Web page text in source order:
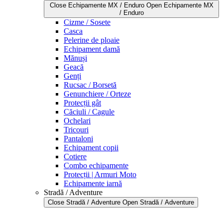
Close Echipamente MX / Enduro Open Echipamente MX
/ Enduro
Cizme / Sosete
Casca
Pelerine de ploaie
Echipament damă
Mănuși
Geacă
Genți
Rucsac / Borsetă
Genunchiere / Orteze
Protecții gât
Căciuli / Cagule
Ochelari
Tricouri
Pantaloni
Echipament copii
Cotiere
Combo echipamente
Protecții | Armuri Moto
Echipamente iarnă
Stradă / Adventure
Close Stradă / Adventure Open Stradă / Adventure